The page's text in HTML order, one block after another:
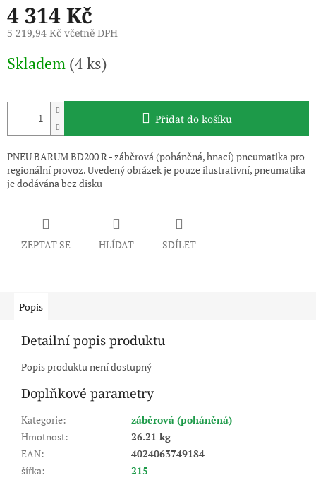
4 314 Kč
5 219,94 Kč včetně DPH
cena:
Skladem (4 ks)
Přidat do košíku
PNEU BARUM BD200 R - záběrová (poháněná, hnací) pneumatika pro
regionální provoz. Uvedený obrázek je pouze ilustrativní, pneumatika
je dodávána bez disku
ZEPTAT SE HLÍDAT SDÍLET
Popis
Detailní popis produktu
Popis produktu není dostupný
Doplňkové parametry
Kategorie:
záběrová (poháněná)
Hmotnost:
26.21 kg
EAN:
4024063749184
šířka:
215